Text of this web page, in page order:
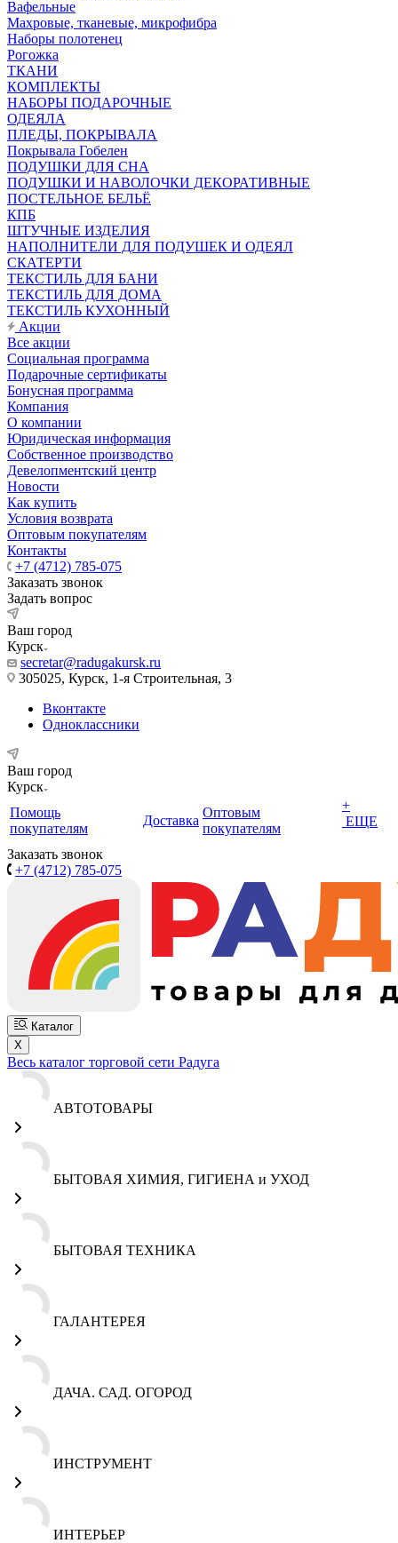
Вафельные
Махровые, тканевые, микрофибра
Наборы полотенец
Рогожка
ТКАНИ
КОМПЛЕКТЫ
НАБОРЫ ПОДАРОЧНЫЕ
ОДЕЯЛА
ПЛЕДЫ, ПОКРЫВАЛА
Покрывала Гобелен
ПОДУШКИ ДЛЯ СНА
ПОДУШКИ И НАВОЛОЧКИ ДЕКОРАТИВНЫЕ
ПОСТЕЛЬНОЕ БЕЛЬЁ
КПБ
ШТУЧНЫЕ ИЗДЕЛИЯ
НАПОЛНИТЕЛИ ДЛЯ ПОДУШЕК И ОДЕЯЛ
СКАТЕРТИ
ТЕКСТИЛЬ ДЛЯ БАНИ
ТЕКСТИЛЬ ДЛЯ ДОМА
ТЕКСТИЛЬ КУХОННЫЙ
Акции
Все акции
Социальная программа
Подарочные сертификаты
Бонусная программа
Компания
О компании
Юридическая информация
Собственное производство
Девелопментский центр
Новости
Как купить
Условия возврата
Оптовым покупателям
Контакты
+7 (4712) 785-075
Заказать звонок
Задать вопрос
Ваш город
Курск
secretar@radugakursk.ru
305025, Курск, 1-я Строительная, 3
Вконтакте
Одноклассники
Ваш город
Курск
Помощь
покупателям
Доставка
Оптовым
покупателям
+
ЕЩЕ
Заказать звонок
+7 (4712) 785-075
Каталог
X
Весь каталог торговой сети Радуга
АВТОТОВАРЫ
БЫТОВАЯ ХИМИЯ, ГИГИЕНА и УХОД
БЫТОВАЯ ТЕХНИКА
ГАЛАНТЕРЕЯ
ДАЧА. САД. ОГОРОД
ИНСТРУМЕНТ
ИНТЕРЬЕР